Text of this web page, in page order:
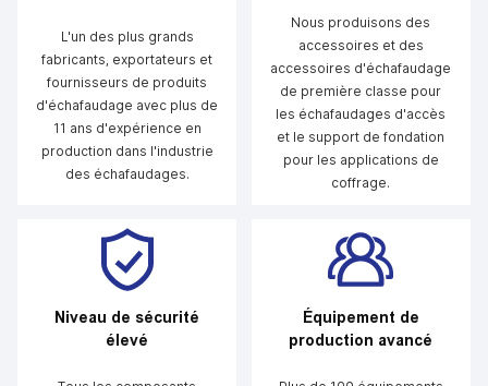
L'un des plus grands
fabricants, exportateurs et
fournisseurs de produits
d'échafaudage avec plus de
11 ans d'expérience en
production dans l'industrie
des échafaudages.
Nous produisons des
accessoires et des
accessoires d'échafaudage
de première classe pour
les échafaudages d'accès
et le support de fondation
pour les applications de
coffrage.
Niveau de sécurité
élevé
Équipement de
production avancé